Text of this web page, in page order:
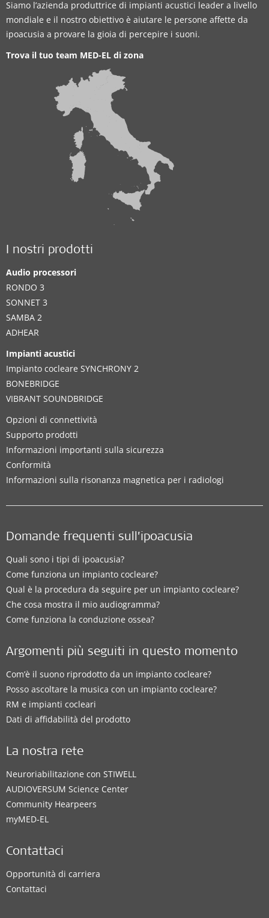
Siamo l’azienda produttrice di impianti acustici leader a livello
mondiale e il nostro obiettivo è aiutare le persone affette da
ipoacusia a provare la gioia di percepire i suoni.
Trova il tuo team MED-EL di zona
I nostri prodotti
Audio processori
RONDO 3
SONNET 3
SAMBA 2
ADHEAR
Impianti acustici
Impianto cocleare SYNCHRONY 2
BONEBRIDGE
VIBRANT SOUNDBRIDGE
Opzioni di connettività
Supporto prodotti
Informazioni importanti sulla sicurezza
Conformità
Informazioni sulla risonanza magnetica per i radiologi
Domande frequenti sull’ipoacusia
Quali sono i tipi di ipoacusia?
Come funziona un impianto cocleare?
Qual è la procedura da seguire per un impianto cocleare?
Che cosa mostra il mio audiogramma?
Come funziona la conduzione ossea?
Argomenti più seguiti in questo momento
Com’è il suono riprodotto da un impianto cocleare?
Posso ascoltare la musica con un impianto cocleare?
RM e impianti cocleari
Dati di affidabilità del prodotto
La nostra rete
Neuroriabilitazione con STIWELL
AUDIOVERSUM Science Center
Community Hearpeers
myMED‑EL
Contattaci
Opportunità di carriera
Contattaci